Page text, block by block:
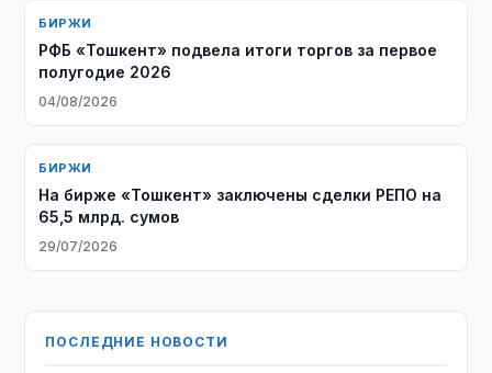
БИРЖИ
РФБ «Тошкент» подвела итоги торгов за первое
полугодие 2026
04/08/2026
БИРЖИ
На бирже «Тошкент» заключены сделки РЕПО на
65,5 млрд. сумов
29/07/2026
ПОСЛЕДНИЕ НОВОСТИ